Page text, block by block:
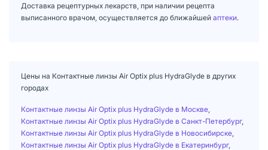
Доставка рецептурных лекарств, при наличии рецепта
выписанного врачом, осуществляется до ближайшей аптеки.
Цены на Контактные линзы Air Optix plus HydraGlyde в других
городах
Контактные линзы Air Optix plus HydraGlyde в Москве
Контактные линзы Air Optix plus HydraGlyde в Санкт-Петербург,
Контактные линзы Air Optix plus HydraGlyde в Новосибирске
Контактные линзы Air Optix plus HydraGlyde в Екатеринбург,